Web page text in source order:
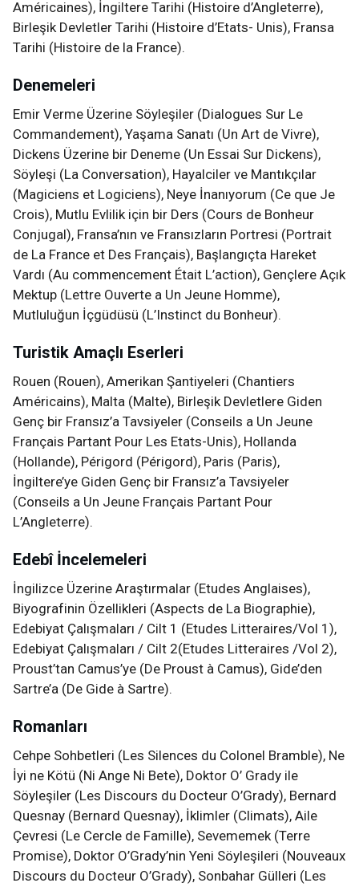
Américaines), İngiltere Tarihi (Histoire d’Angleterre),
Birleşik Devletler Tarihi (Histoire d’Etats- Unis), Fransa
Tarihi (Histoire de la France).
Denemeleri
Emir Verme Üzerine Söyleşiler (Dialogues Sur Le
Commandement), Yaşama Sanatı (Un Art de Vivre),
Dickens Üzerine bir Deneme (Un Essai Sur Dickens),
Söyleşi (La Conversation), Hayalciler ve Mantıkçılar
(Magiciens et Logiciens), Neye İnanıyorum (Ce que Je
Crois), Mutlu Evlilik için bir Ders (Cours de Bonheur
Conjugal), Fransa’nın ve Fransızların Portresi (Portrait
de La France et Des Français), Başlangıçta Hareket
Vardı (Au commencement Était L’action), Gençlere Açık
Mektup (Lettre Ouverte a Un Jeune Homme),
Mutluluğun İçgüdüsü (L’Instinct du Bonheur).
Turistik Amaçlı Eserleri
Rouen (Rouen), Amerikan Şantiyeleri (Chantiers
Américains), Malta (Malte), Birleşik Devletlere Giden
Genç bir Fransız’a Tavsiyeler (Conseils a Un Jeune
Français Partant Pour Les Etats-Unis), Hollanda
(Hollande), Périgord (Périgord), Paris (Paris),
İngiltere’ye Giden Genç bir Fransız’a Tavsiyeler
(Conseils a Un Jeune Français Partant Pour
L’Angleterre).
Edebî İncelemeleri
İngilizce Üzerine Araştırmalar (Etudes Anglaises),
Biyografinin Özellikleri (Aspects de La Biographie),
Edebiyat Çalışmaları / Cilt 1 (Etudes Litteraires/Vol 1),
Edebiyat Çalışmaları / Cilt 2(Etudes Litteraires /Vol 2),
Proust’tan Camus’ye (De Proust à Camus), Gide’den
Sartre’a (De Gide à Sartre).
Romanları
Cehpe Sohbetleri (Les Silences du Colonel Bramble), Ne
İyi ne Kötü (Ni Ange Ni Bete), Doktor O’ Grady ile
Söyleşiler (Les Discours du Docteur O’Grady), Bernard
Quesnay (Bernard Quesnay), İklimler (Climats), Aile
Çevresi (Le Cercle de Famille), Sevememek (Terre
Promise), Doktor O’Grady’nin Yeni Söyleşileri (Nouveaux
Discours du Docteur O’Grady), Sonbahar Gülleri (Les